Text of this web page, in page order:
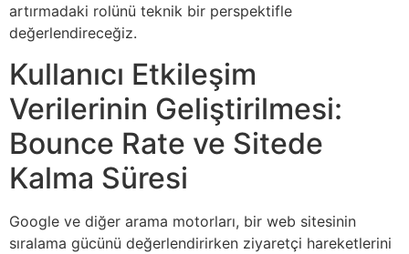
artırmadaki rolünü teknik bir perspektifle
değerlendireceğiz.
Kullanıcı Etkileşim
Verilerinin Geliştirilmesi:
Bounce Rate ve Sitede
Kalma Süresi
Google ve diğer arama motorları, bir web sitesinin
sıralama gücünü değerlendirirken ziyaretçi hareketlerini